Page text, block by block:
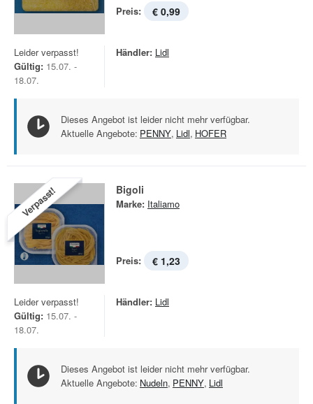
Preis: € 0,99
Leider verpasst!
Gültig: 15.07. -
18.07.
Händler: Lidl
Dieses Angebot ist leider nicht mehr verfügbar.
Aktuelle Angebote: PENNY, Lidl, HOFER
Verpasst! Bigoli
Marke: Italiamo
Preis: € 1,23
Leider verpasst!
Gültig: 15.07. -
18.07.
Händler: Lidl
Dieses Angebot ist leider nicht mehr verfügbar.
Aktuelle Angebote: Nudeln, PENNY, Lidl